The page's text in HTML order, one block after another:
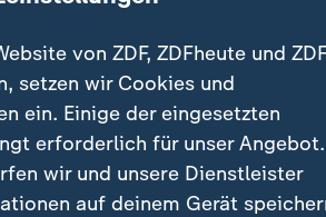
ist nach Experten-
schuldunfähig. Das ist
das der
inzwischen
von ZDF, ZDFheute und
setzen wir Cookies und
ein. Einige der eingesetzten
erforderlich für unser
wir und unsere Dienstleister
auf deinem Gerät